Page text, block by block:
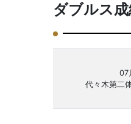
ダブルス
07
代々木第二